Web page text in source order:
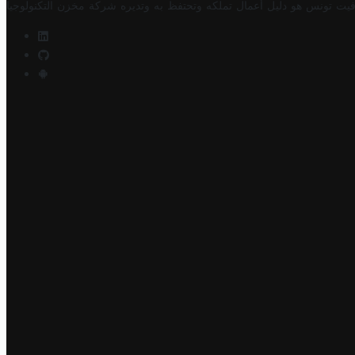
تونس هو دليل أعمال تملكه وتحتفظ به وتديره شركة مخزن التكنولوجيا